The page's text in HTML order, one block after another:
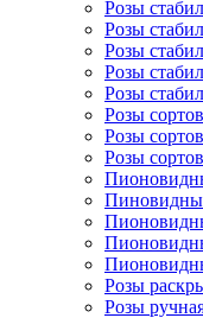
Розы
Розы
Розы
Розы
Розы
Розы
Розы
Розы
Розы
Розы